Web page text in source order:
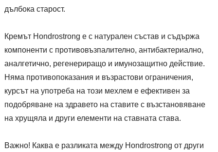
дълбока старост.
Кремът Hondrostrong е с натурален състав и съдържа
компоненти с противовъзпалително, антибактериално,
аналгетично, регенериращо и имунозащитно действие.
Няма противопоказания и възрастови ограничения,
курсът на употреба на този мехлем е ефективен за
подобряване на здравето на ставите с възстановяване
на хрущяла и други елементи на ставната става.
Важно! Каква е разликата между Hondrostrong от други